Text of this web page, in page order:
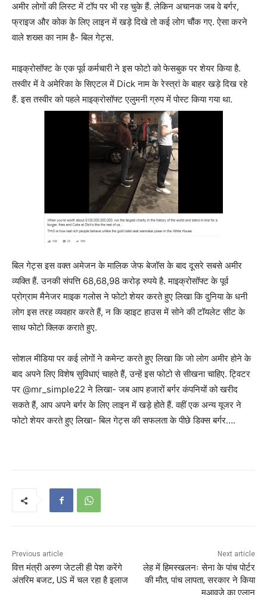
अमीर लोगों की लिस्ट में टॉप पर भी रह चुके हैं. लेकिन अचानक जब वे बर्गर,
फ्राइज और कोक के लिए लाइन में खड़े दिखे तो कई लोग चौंक गए. ऐसा करने
वाले शख्स का नाम है- बिल गेट्स.
माइक्रोसॉफ्ट के एक पूर्व कर्मचारी ने इस फोटो को फेसबुक पर शेयर किया है.
तस्वीर में वे अमेरिका के सिएटल में Dick नाम के रेस्त्रां के बाहर खड़े दिख रहे
हैं. इस तस्वीर को पहले माइक्रोसॉफ्ट एलुमनी ग्रुप में पोस्ट किया गया था.
बिल गेट्स इस वक्त अमेजन के मालिक जेफ बेजॉस के बाद दूसरे सबसे अमीर
व्यक्ति हैं. उनकी संपत्ति 68,68,98 करोड़ रुपये है. माइक्रोसॉफ्ट के पूर्व
प्रोग्राम मैनेजर माइक गलोस ने फोटो शेयर करते हुए लिखा कि दुनिया के धनी
लोग इस तरह व्यवहार करते हैं, न कि व्हाइट हाउस में सोने की टॉयलेट सीट के
साथ फोटो क्लिक कराते हुए.
सोशल मीडिया पर कई लोगों ने कमेन्ट करते हुए लिखा कि जो लोग अमीर होने के
बाद अपने लिए विशेष सुविधाएं चाहते हैं, उन्हें इस फोटो से सीखना चाहिए. ट्विटर
पर @mr_simple22 ने लिखा- जब आप हजारों बर्गर कंपनियों को खरीद
सकते हैं, आप अपने बर्गर के लिए लाइन में खड़े होते हैं. वहीं एक अन्य यूजर ने
फोटो शेयर करते हुए लिखा- बिल गेट्स की सफलता के पीछे डिक्स बर्गर….
Previous article
वित्त मंत्री अरुण जेटली ही पेश करेंगे
अंतरिम बजट, US में चल रहा है इलाज
Next article
लेह में हिमस्खलनः सेना के पांच पोर्टर
की मौत, पांच लापता, सरकार ने किया
मुआवजे का एलान